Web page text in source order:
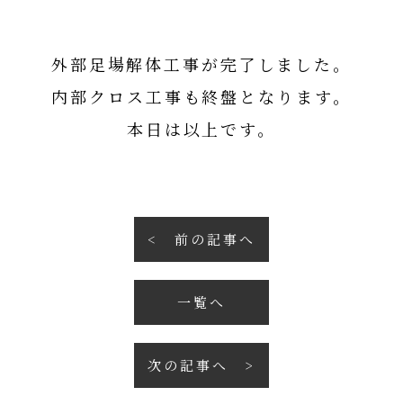
外部足場解体工事が完了しました。
内部クロス工事も終盤となります。
本日は以上です。
前の記事へ
一覧へ
次の記事へ